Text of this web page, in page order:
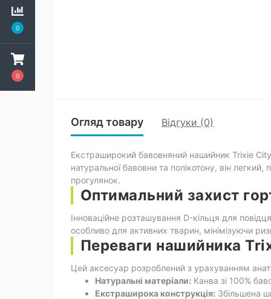
0
0
Огляд товару Відгуки (0)
Екстраширокий бавовняний нашийник Trixie
натуральної бавовни та полікотону, він
прогулянок.
Оптимальний захист
Інноваційне розташування D-кільця для
особливо для активних тварин, мінімізуючи
Переваги нашийника
Цей аксесуар розроблений з урахуванням
Натуральні матеріали: Канва зі 100%
Екстраширока конструкція: Збільшена